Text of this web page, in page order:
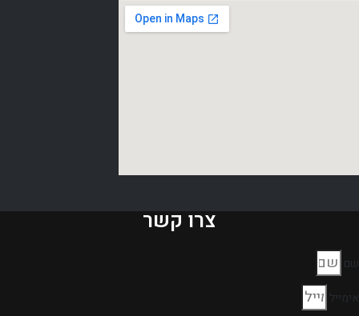
צרו קשר
שם
אימייל